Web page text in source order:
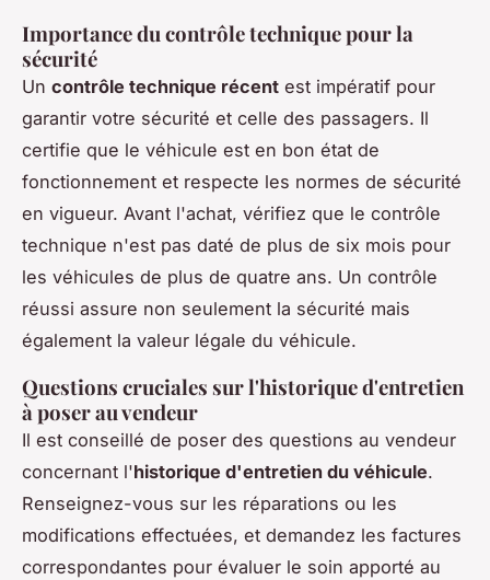
Importance du contrôle technique pour la
sécurité
Un contrôle technique récent est impératif pour
garantir votre sécurité et celle des passagers. Il
certifie que le véhicule est en bon état de
fonctionnement et respecte les normes de sécurité
en vigueur. Avant l'achat, vérifiez que le contrôle
technique n'est pas daté de plus de six mois pour
les véhicules de plus de quatre ans. Un contrôle
réussi assure non seulement la sécurité mais
également la valeur légale du véhicule.
Questions cruciales sur l'historique d'entretien
à poser au vendeur
Il est conseillé de poser des questions au vendeur
concernant l'historique d'entretien du véhicule.
Renseignez-vous sur les réparations ou les
modifications effectuées, et demandez les factures
correspondantes pour évaluer le soin apporté au